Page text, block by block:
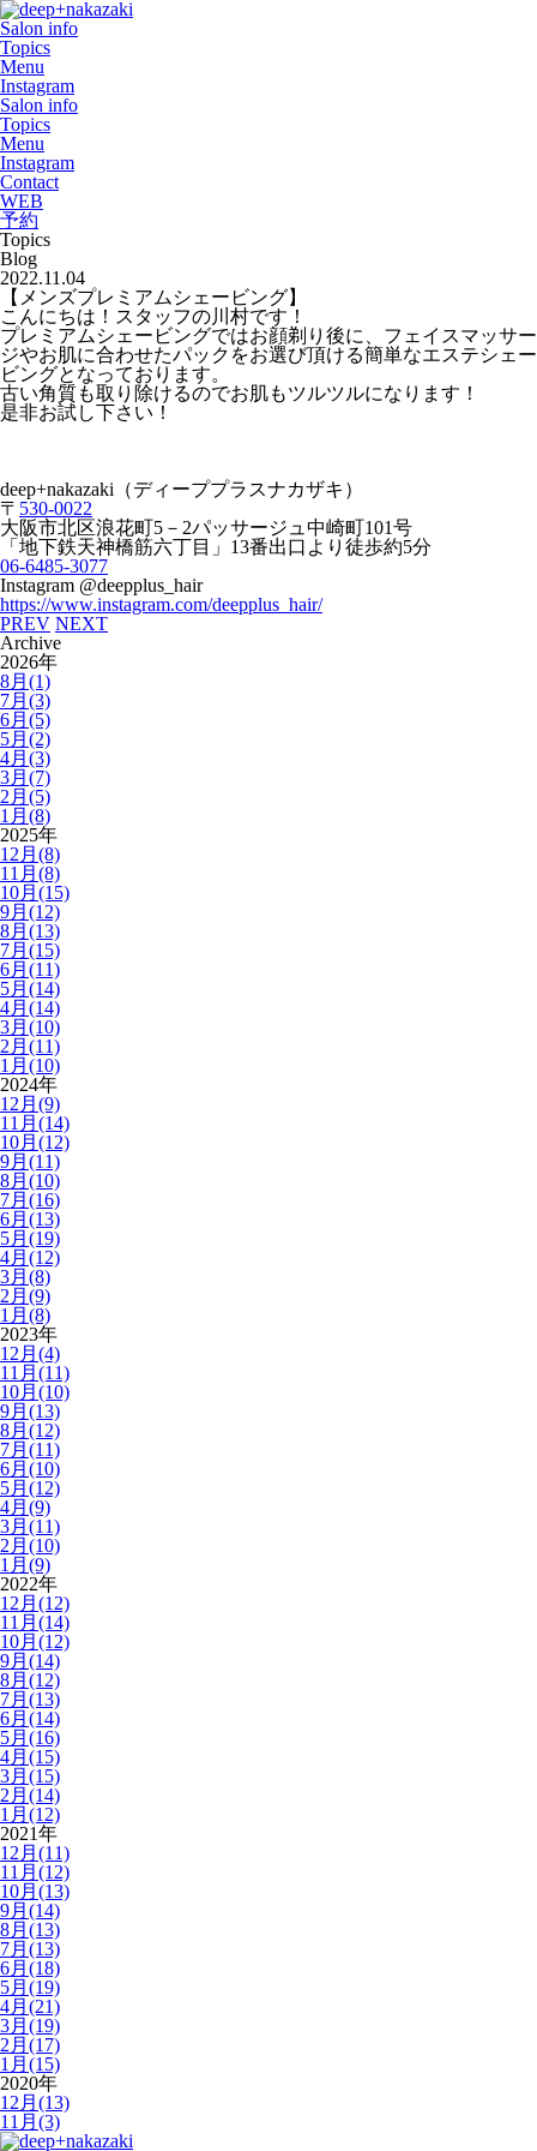
Salon info
Topics
Menu
Instagram
Salon info
Topics
Menu
Instagram
Contact
WEB
予約
Topics
Blog
2022.11.04
【メンズプレミアムシェービング】
こんにちは！スタッフの川村です！
プレミアムシェービングではお顔剃り後に、フェイスマッサー
ジやお肌に合わせたパックをお選び頂ける簡単なエステシェー
ビングとなっております。
古い角質も取り除けるのでお肌もツルツルになります！
是非お試し下さい！
deep+nakazaki （ディーププラスナカザキ）
〒 530-0022
大阪市北区浪花町5 － 2パッサージュ中崎町101号
「地下鉄天神橋筋六丁目」 13番出口より徒歩約5分
06-6485-3077
Instagram @deepplus_hair
https://www.instagram.com/deepplus_hair/
PREV NEXT
Archive
2026年
8月(1)
7月(3)
6月(5)
5月(2)
4月(3)
3月(7)
2月(5)
1月(8)
2025年
12月(8)
11月(8)
10月(15)
9月(12)
8月(13)
7月(15)
6月(11)
5月(14)
4月(14)
3月(10)
2月(11)
1月(10)
2024年
12月(9)
11月(14)
10月(12)
9月(11)
8月(10)
7月(16)
6月(13)
5月(19)
4月(12)
3月(8)
2月(9)
1月(8)
2023年
12月(4)
11月(11)
10月(10)
9月(13)
8月(12)
7月(11)
6月(10)
5月(12)
4月(9)
3月(11)
2月(10)
1月(9)
2022年
12月(12)
11月(14)
10月(12)
9月(14)
8月(12)
7月(13)
6月(14)
5月(16)
4月(15)
3月(15)
2月(14)
1月(12)
2021年
12月(11)
11月(12)
10月(13)
9月(14)
8月(13)
7月(13)
6月(18)
5月(19)
4月(21)
3月(19)
2月(17)
1月(15)
2020年
12月(13)
11月(3)